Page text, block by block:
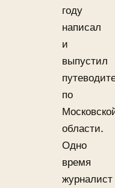
году
написал
и
выпустил
по
области.
Одно
время
журналист